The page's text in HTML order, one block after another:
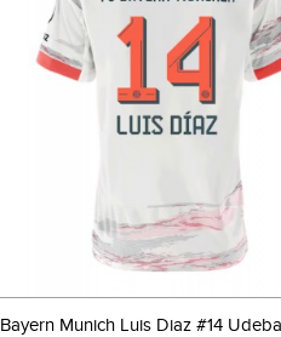
Bayern Munich Luis Diaz #14